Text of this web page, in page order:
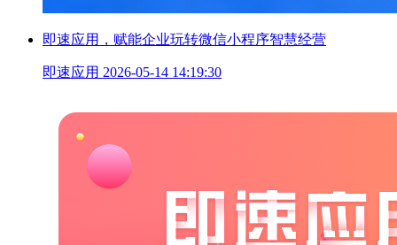
即速应用，赋能企业玩转微信小程序智慧经营
即速应用 2026-05-14 14:19:30